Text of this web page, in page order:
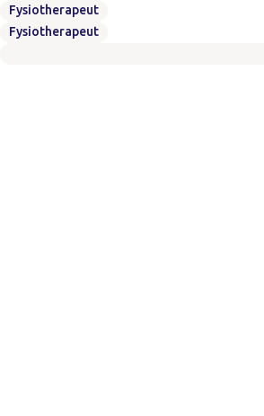
Fysiotherapeut
Fysiotherapeut